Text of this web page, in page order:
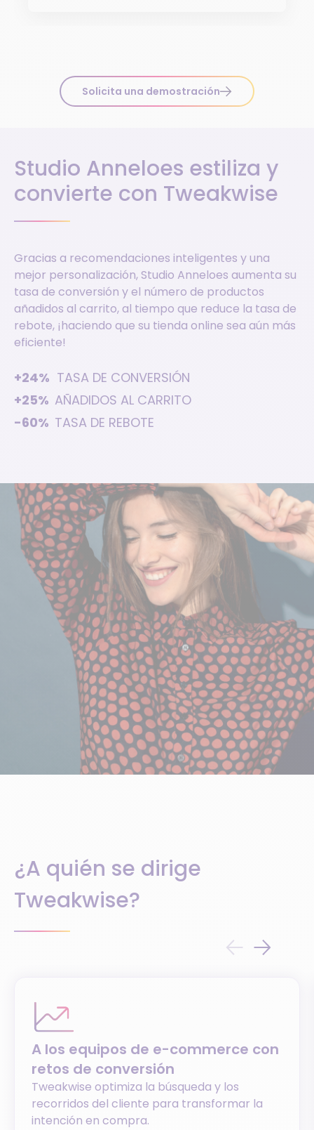
Solicita una demostración
Studio Anneloes estiliza y
convierte con Tweakwise
Gracias a recomendaciones inteligentes y una
mejor personalización, Studio Anneloes aumenta su
tasa de conversión y el número de productos
añadidos al carrito, al tiempo que reduce la tasa de
rebote, ¡haciendo que su tienda online sea aún más
eficiente!
+24% TASA DE CONVERSIÓN
+25% AÑADIDOS AL CARRITO
-60% TASA DE REBOTE
¿A quién se dirige
Tweakwise?
A los equipos de e-commerce con
retos de conversión
Tweakwise optimiza la búsqueda y los
recorridos del cliente para transformar la
intención en compra.